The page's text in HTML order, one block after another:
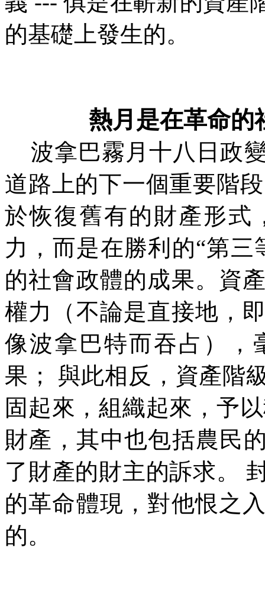
的基礎上發生的。
熱月是在革命的
波拿巴霧月十八日政
道路上的下一個重要階
於恢復舊有的財產形式
力，而是在勝利的“第三
的社會政體的成果。資
權力（不論是直接地，
像波拿巴特而吞占），
果；
與此相反，資產階
固起來，組織起來，予
財產，其中也包括農民
了財產的財主的訴求。
的革命體現，對他恨之
的。